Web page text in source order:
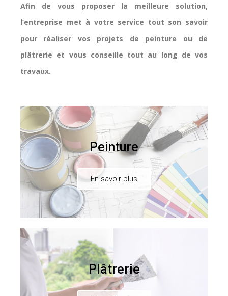
Afin de vous proposer la meilleure solution,
l’entreprise met à votre service tout son savoir
pour réaliser vos projets de peinture ou de
plâtrerie et vous conseille tout au long de vos
travaux.
Peinture
En savoir plus
Plâtrerie